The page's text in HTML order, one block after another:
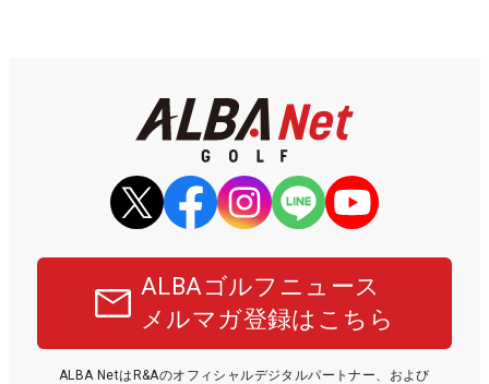
ALBAゴルフニュース
メルマガ登録はこちら
ALBA NetはR&Aのオフィシャルデジタルパートナー、および